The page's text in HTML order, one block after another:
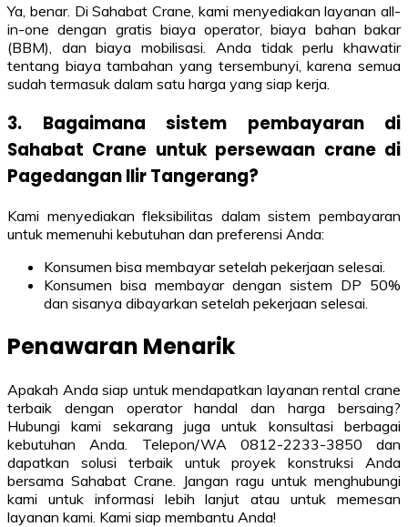
Ya, benar. Di Sahabat Crane, kami menyediakan layanan all-
in-one dengan gratis biaya operator, biaya bahan bakar
(BBM), dan biaya mobilisasi. Anda tidak perlu khawatir
tentang biaya tambahan yang tersembunyi, karena semua
sudah termasuk dalam satu harga yang siap kerja.
3. Bagaimana sistem pembayaran di
Sahabat Crane untuk persewaan crane di
Pagedangan Ilir Tangerang?
Kami menyediakan fleksibilitas dalam sistem pembayaran
untuk memenuhi kebutuhan dan preferensi Anda:
Konsumen bisa membayar setelah pekerjaan selesai.
Konsumen bisa membayar dengan sistem DP 50%
dan sisanya dibayarkan setelah pekerjaan selesai.
Penawaran Menarik
Apakah Anda siap untuk mendapatkan layanan rental crane
terbaik dengan operator handal dan harga bersaing?
Hubungi kami sekarang juga untuk konsultasi berbagai
kebutuhan Anda. Telepon/WA 0812-2233-3850 dan
dapatkan solusi terbaik untuk proyek konstruksi Anda
bersama Sahabat Crane. Jangan ragu untuk menghubungi
kami untuk informasi lebih lanjut atau untuk memesan
layanan kami. Kami siap membantu Anda!